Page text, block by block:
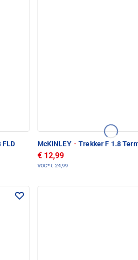
FLD McKINLEY · Trekker F 1.8
€ 12,99
VOC*€ 24,99